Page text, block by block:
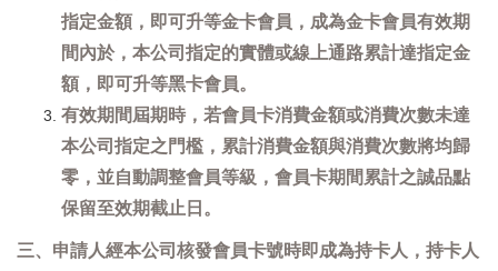
指定金額，即可升等金卡會員，成為金卡會員有效期
間內於，本公司指定的實體或線上通路累計達指定金
額，即可升等黑卡會員。
有效期間屆期時，若會員卡消費金額或消費次數未達
本公司指定之門檻，累計消費金額與消費次數將均歸
零，並自動調整會員等級，會員卡期間累計之誠品點
保留至效期截止日。
三、申請人經本公司核發會員卡號時即成為持卡人，持卡人